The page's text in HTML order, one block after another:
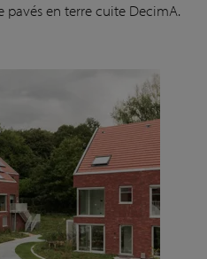
pavés en terre cuite DecimA.